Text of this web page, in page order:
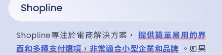
Shopline
Shopline專注於電商解決方案， 提供簡單易用的界
面和多種支付選項，非常適合小型企業和品牌 。如果